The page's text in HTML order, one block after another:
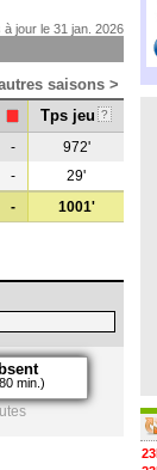
à jour le 31 jan. 2026
saisons >
Tps jeu ?
-
972'
-
29'
- 1001'
min.)